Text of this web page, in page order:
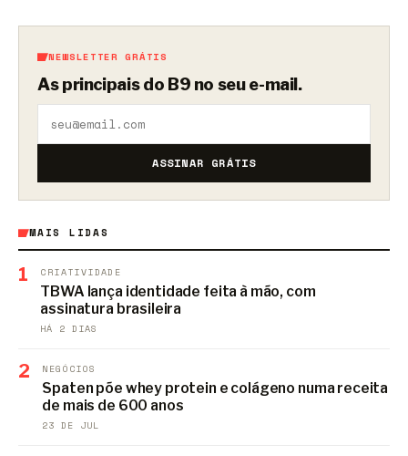
NEWSLETTER GRÁTIS
As principais do B9 no seu e-mail.
ASSINAR GRÁTIS
MAIS LIDAS
1 CRIATIVIDADE
TBWA lança identidade feita à mão, com
assinatura brasileira
HÁ 2 DIAS
2 NEGÓCIOS
Spaten põe whey protein e colágeno numa receita
de mais de 600 anos
23 DE JUL